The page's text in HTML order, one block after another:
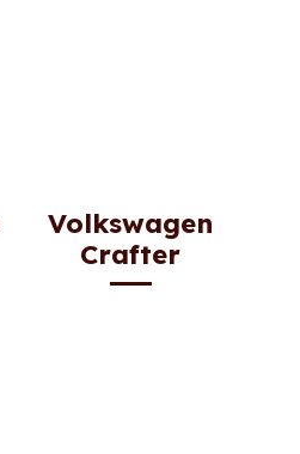
Volkswagen
Crafter